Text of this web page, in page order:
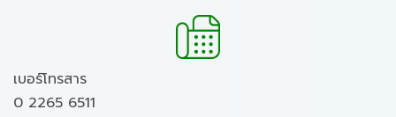
เบอร์โทรสาร
0 2265 6511